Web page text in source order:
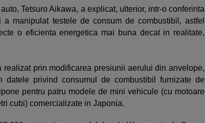
Tetsuro Aikawa, a explicat, ulterior, intr-o conferinta
manipulat testele de consum de combustibil, astfel
o eficienta energetica mai buna decat in realitate,
realizat prin modificarea presiunii aerului din anvelope,
datele privind consumul de combustibil furnizate de
pentru patru modele de mini vehicule (cu motoare
cubi) comercializate in Japonia.